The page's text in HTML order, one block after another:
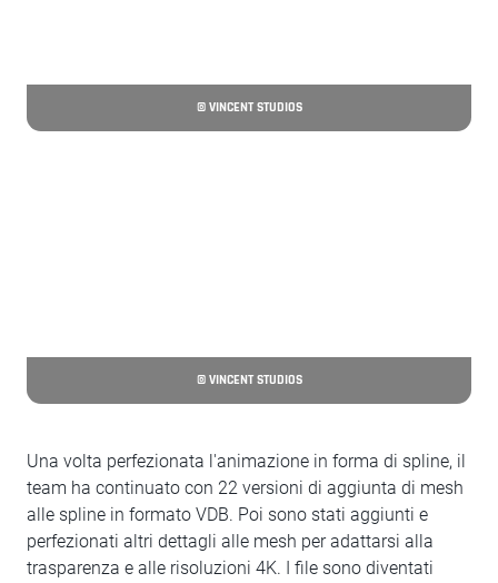
© VINCENT STUDIOS
© VINCENT STUDIOS
Una volta perfezionata l'animazione in forma di spline, il
team ha continuato con 22 versioni di aggiunta di mesh
alle spline in formato VDB. Poi sono stati aggiunti e
perfezionati altri dettagli alle mesh per adattarsi alla
trasparenza e alle risoluzioni 4K. I file sono diventati